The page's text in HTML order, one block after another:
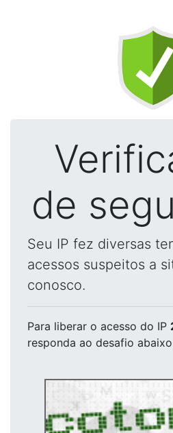
de
Seu IP fez diversas
acessos suspeitos a
conosco.
Para liberar o acesso do IP
responda ao desafio